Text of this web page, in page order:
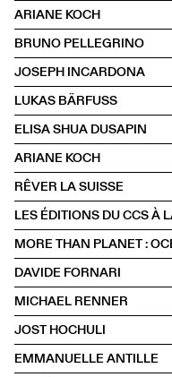
ARIANE KOCH
BRUNO PELLEGRINO
JOSEPH INCARDONA
LUKAS BÄRFUSS
ELISA SHUA DUSAPIN
ARIANE KOCH
RÊVER LA SUISSE
DAVIDE FORNARI
MICHAEL RENNER
JOST HOCHULI
EMMANUELLE ANTILLE